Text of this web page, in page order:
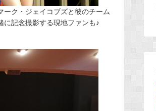
ク・ジェイコブズと彼のチーム
記念撮影する現地ファンも♪